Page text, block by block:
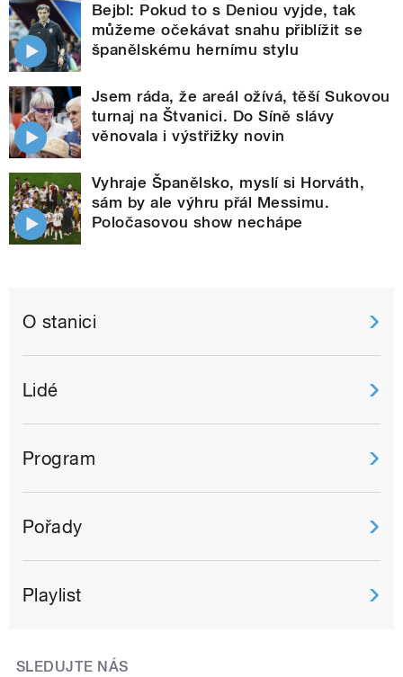
Bejbl: Pokud to s Deniou vyjde, tak
můžeme očekávat snahu přiblížit se
španělskému hernímu stylu
Jsem ráda, že areál ožívá, těší Sukovou
turnaj na Štvanici. Do Síně slávy
věnovala i výstřižky novin
Vyhraje Španělsko, myslí si Horváth,
sám by ale výhru přál Messimu.
Poločasovou show nechápe
O stanici
Lidé
Program
Pořady
Playlist
SLEDUJTE NÁS